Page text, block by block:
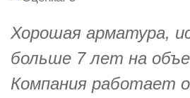
Хорошая арматура,
больше 7 лет на
Компания работает